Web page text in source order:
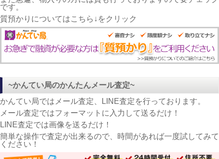
です。
質預かりについてはこちら↓をクリック
~かんてい局のかんたんメール査定~
かんてい局ではメール査定、LINE査定を行っております。
メール査定ではフォーマットに入力して送るだけ！
LINE査定では画像を送るだけ！
簡単な操作で査定が出来るので、時間があれば一度試してみて
ください！